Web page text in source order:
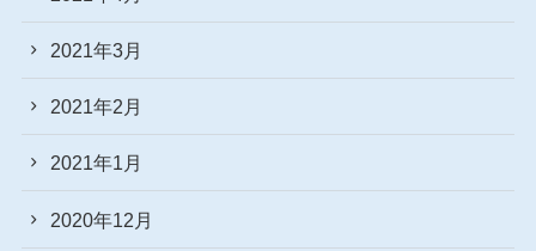
2021年3月
2021年2月
2021年1月
2020年12月